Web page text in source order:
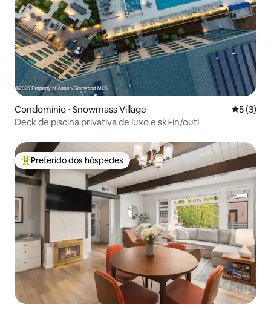
Condomínio ⋅ Snowmass Village 5 de
5 (3)
Deck de piscina privativa de luxo e ski-in/out!
Entre os melhores preferidos dos hóspedes
Preferido dos hóspedes